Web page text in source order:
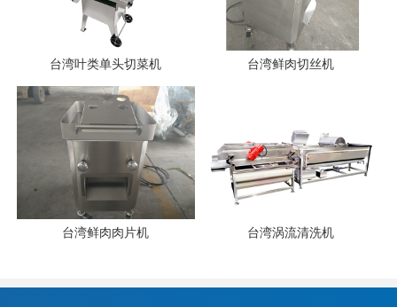
台湾叶类单头切菜机 台湾鲜肉切丝机
台湾鲜肉肉片机 台湾涡流清洗机